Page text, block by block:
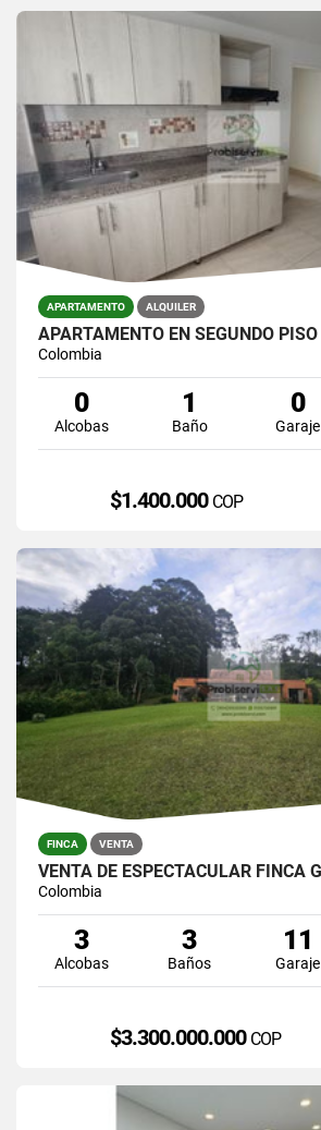
APARTAMENTO ALQUILER
Colombia
0
Alcobas
1
Baño
0
Garaje
$1.400.000 COP
FINCA VENTA
Colombia
3
Alcobas
3
Baños
11
Garaje
$3.300.000.000 COP